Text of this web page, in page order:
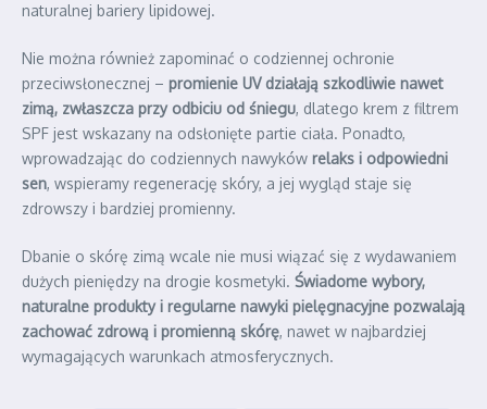
naturalnej bariery lipidowej.
Nie można również zapominać o codziennej ochronie
przeciwsłonecznej – promienie UV działają szkodliwie nawet
zimą, zwłaszcza przy odbiciu od śniegu, dlatego krem z filtrem
SPF jest wskazany na odsłonięte partie ciała. Ponadto,
wprowadzając do codziennych nawyków relaks i odpowiedni
sen, wspieramy regenerację skóry, a jej wygląd staje się
zdrowszy i bardziej promienny.
Dbanie o skórę zimą wcale nie musi wiązać się z wydawaniem
dużych pieniędzy na drogie kosmetyki. Świadome wybory,
naturalne produkty i regularne nawyki pielęgnacyjne pozwalają
zachować zdrową i promienną skórę, nawet w najbardziej
wymagających warunkach atmosferycznych.